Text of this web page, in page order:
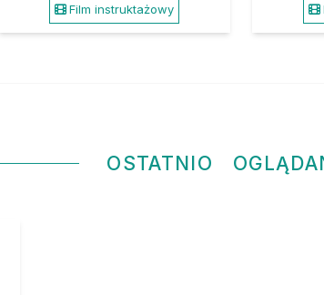
Film instruktażowy
OSTATNIO